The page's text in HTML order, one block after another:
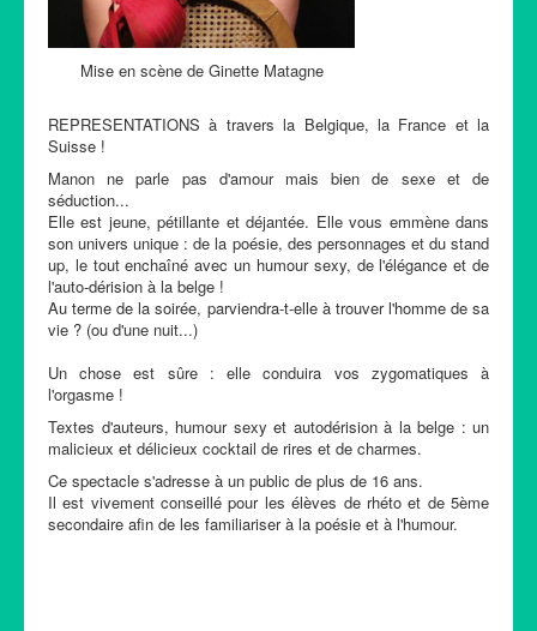
Mise en scène de Ginette Matagne
REPRESENTATIONS à travers la Belgique, la France et la
Suisse !
Manon ne parle pas d'amour mais bien de sexe et de
séduction...
Elle est jeune, pétillante et déjantée. Elle vous emmène dans
son univers unique : de la poésie, des personnages et du stand
up, le tout enchaîné avec un humour sexy, de l'élégance et de
l'auto-dérision à la belge !
Au terme de la soirée, parviendra-t-elle à trouver l'homme de sa
vie ? (ou d'une nuit...)
Un chose est sûre : elle conduira vos zygomatiques à
l'orgasme !
Textes d'auteurs, humour sexy et autodérision à la belge : un
malicieux et délicieux cocktail de rires et de charmes.
Ce spectacle s'adresse à un public de plus de 16 ans.
Il est vivement conseillé pour les élèves de rhéto et de 5ème
secondaire afin de les familiariser à la poésie et à l'humour.